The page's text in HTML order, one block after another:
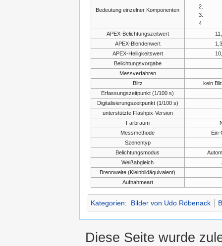
Bedeutung einzelner Komponenten
APEX-Belichtungszeitwert
APEX-Blendenwert
APEX-Helligkeitswert
Belichtungsvorgabe
Messverfahren
Blitz
kein
Erfassungszeitpunkt (1/100 s)
Digitalisierungszeitpunkt (1/100 s)
unterstützte Flashpix-Version
Farbraum
Messmethode
Szenentyp
Belichtungsmodus
Weißabgleich
Brennweite (Kleinbildäquivalent)
Aufnahmeart
Kategorien: Bilder von Udo Röbenack
Diese Seite wurde